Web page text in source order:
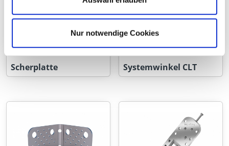
Nur notwendige Cookies
Scherplatte Systemwinkel CLT